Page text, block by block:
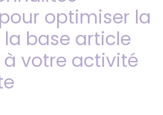
optimiser la
base article
à votre activité